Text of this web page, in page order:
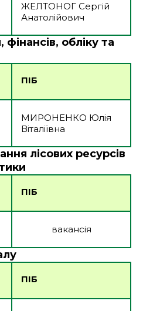
ЖЕЛТОНОГ Сергій
Анатолійович
фінансів, обліку та
ПІБ
МИРОНЕНКО Юлія
Віталіївна
лісових ресурсів
ПІБ
вакансія
ПІБ